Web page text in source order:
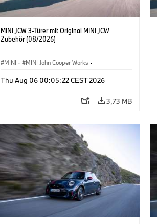
MINI JCW 3-Türer mit Original MINI JCW
Zubehör (08/2026)
MINI · MINI John Cooper Works ·
Sonderausstattungen, Zubehör
Thu Aug 06 00:05:22 CEST 2026
3,73 MB